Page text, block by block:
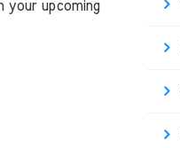
your upcoming